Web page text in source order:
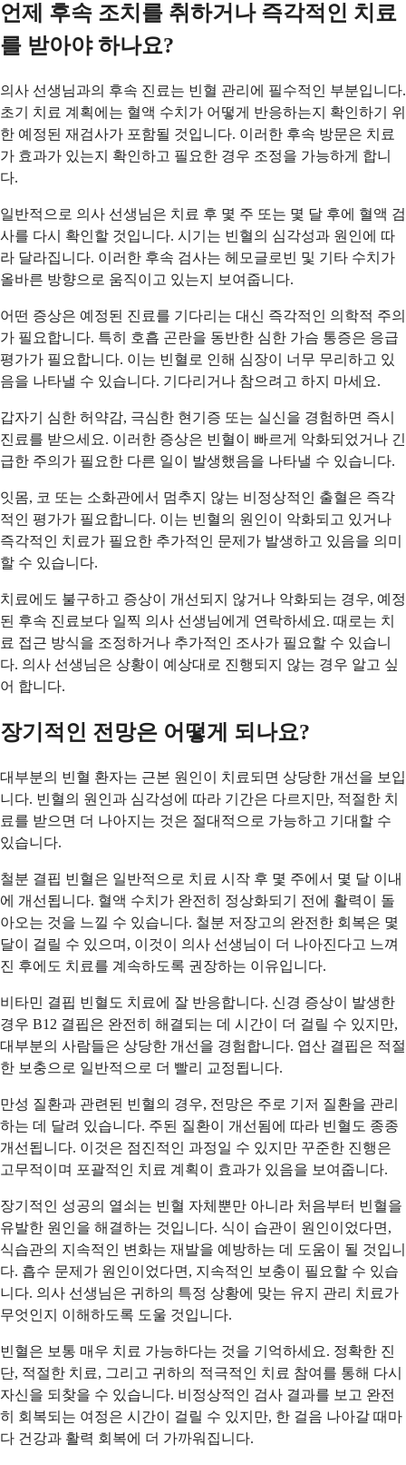
언제 후속 조치를 취하거나 즉각적인 치료
를 받아야 하나요?
의사 선생님과의 후속 진료는 빈혈 관리에 필수적인 부분입니다.
초기 치료 계획에는 혈액 수치가 어떻게 반응하는지 확인하기 위
한 예정된 재검사가 포함될 것입니다. 이러한 후속 방문은 치료
가 효과가 있는지 확인하고 필요한 경우 조정을 가능하게 합니
다.
일반적으로 의사 선생님은 치료 후 몇 주 또는 몇 달 후에 혈액 검
사를 다시 확인할 것입니다. 시기는 빈혈의 심각성과 원인에 따
라 달라집니다. 이러한 후속 검사는 헤모글로빈 및 기타 수치가
올바른 방향으로 움직이고 있는지 보여줍니다.
어떤 증상은 예정된 진료를 기다리는 대신 즉각적인 의학적 주의
가 필요합니다. 특히 호흡 곤란을 동반한 심한 가슴 통증은 응급
평가가 필요합니다. 이는 빈혈로 인해 심장이 너무 무리하고 있
음을 나타낼 수 있습니다. 기다리거나 참으려고 하지 마세요.
갑자기 심한 허약감, 극심한 현기증 또는 실신을 경험하면 즉시
진료를 받으세요. 이러한 증상은 빈혈이 빠르게 악화되었거나 긴
급한 주의가 필요한 다른 일이 발생했음을 나타낼 수 있습니다.
잇몸, 코 또는 소화관에서 멈추지 않는 비정상적인 출혈은 즉각
적인 평가가 필요합니다. 이는 빈혈의 원인이 악화되고 있거나
즉각적인 치료가 필요한 추가적인 문제가 발생하고 있음을 의미
할 수 있습니다.
치료에도 불구하고 증상이 개선되지 않거나 악화되는 경우, 예정
된 후속 진료보다 일찍 의사 선생님에게 연락하세요. 때로는 치
료 접근 방식을 조정하거나 추가적인 조사가 필요할 수 있습니
다. 의사 선생님은 상황이 예상대로 진행되지 않는 경우 알고 싶
어 합니다.
장기적인 전망은 어떻게 되나요?
대부분의 빈혈 환자는 근본 원인이 치료되면 상당한 개선을 보입
니다. 빈혈의 원인과 심각성에 따라 기간은 다르지만, 적절한 치
료를 받으면 더 나아지는 것은 절대적으로 가능하고 기대할 수
있습니다.
철분 결핍 빈혈은 일반적으로 치료 시작 후 몇 주에서 몇 달 이내
에 개선됩니다. 혈액 수치가 완전히 정상화되기 전에 활력이 돌
아오는 것을 느낄 수 있습니다. 철분 저장고의 완전한 회복은 몇
달이 걸릴 수 있으며, 이것이 의사 선생님이 더 나아진다고 느껴
진 후에도 치료를 계속하도록 권장하는 이유입니다.
비타민 결핍 빈혈도 치료에 잘 반응합니다. 신경 증상이 발생한
경우 B12 결핍은 완전히 해결되는 데 시간이 더 걸릴 수 있지만,
대부분의 사람들은 상당한 개선을 경험합니다. 엽산 결핍은 적절
한 보충으로 일반적으로 더 빨리 교정됩니다.
만성 질환과 관련된 빈혈의 경우, 전망은 주로 기저 질환을 관리
하는 데 달려 있습니다. 주된 질환이 개선됨에 따라 빈혈도 종종
개선됩니다. 이것은 점진적인 과정일 수 있지만 꾸준한 진행은
고무적이며 포괄적인 치료 계획이 효과가 있음을 보여줍니다.
장기적인 성공의 열쇠는 빈혈 자체뿐만 아니라 처음부터 빈혈을
유발한 원인을 해결하는 것입니다. 식이 습관이 원인이었다면,
식습관의 지속적인 변화는 재발을 예방하는 데 도움이 될 것입니
다. 흡수 문제가 원인이었다면, 지속적인 보충이 필요할 수 있습
니다. 의사 선생님은 귀하의 특정 상황에 맞는 유지 관리 치료가
무엇인지 이해하도록 도울 것입니다.
빈혈은 보통 매우 치료 가능하다는 것을 기억하세요. 정확한 진
단, 적절한 치료, 그리고 귀하의 적극적인 치료 참여를 통해 다시
자신을 되찾을 수 있습니다. 비정상적인 검사 결과를 보고 완전
히 회복되는 여정은 시간이 걸릴 수 있지만, 한 걸음 나아갈 때마
다 건강과 활력 회복에 더 가까워집니다.